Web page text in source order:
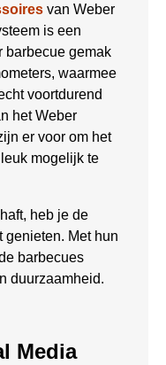
van Weber
is een
barbecue gemak
waarmee
voortdurend
het Weber
er voor om het
mogelijk te
heb je de
genieten. Met hun
barbecues
duurzaamheid.
Media